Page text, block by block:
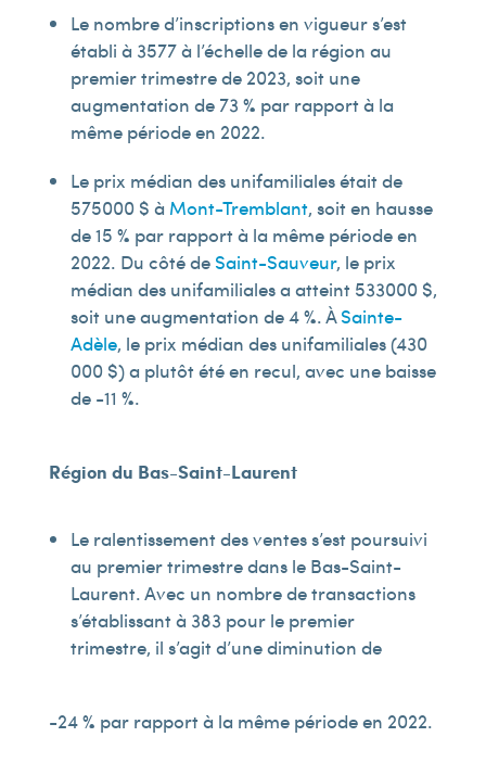
Le nombre d’inscriptions en vigueur s’est
établi à 3 577 à l’échelle de la région au
premier trimestre de 2023, soit une
augmentation de 73 % par rapport à la
même période en 2022.
Le prix médian des unifamiliales était de
575 000 $ à Mont-Tremblant, soit en hausse
de 15 % par rapport à la même période en
2022. Du côté de Saint-Sauveur, le prix
médian des unifamiliales a atteint 533 000 $,
soit une augmentation de 4 %. ÀSainte-
Adèle, le prix médian des unifamiliales (430
000 $) a plutôt été en recul, avec une baisse
de -11 %.
Région du Bas-Saint-Laurent
Le ralentissement des ventes s’est poursuivi
au premier trimestre dans le Bas-Saint-
Laurent. Avec un nombre de transactions
s’établissant à 383 pour le premier
trimestre, il s’agit d’une diminution de
-24 % par rapport à la même période en 2022.